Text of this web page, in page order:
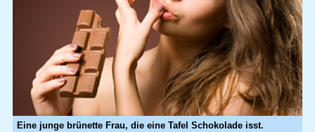
Eine junge brünette Frau, die eine Tafel Schokolade isst.